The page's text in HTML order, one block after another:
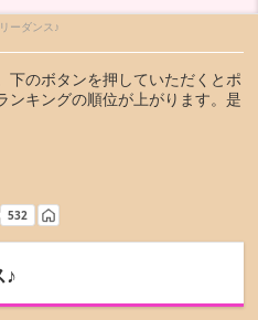
ーダンス♪
下のボタンを押していただくとポ
ンキングの順位が上がります。是
♪